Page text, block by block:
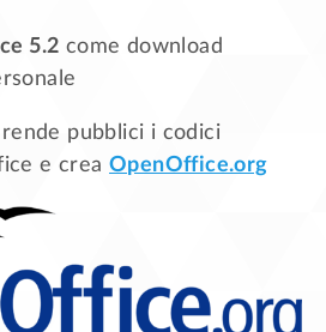
5.2 come download
pubblici i codici
e crea OpenOffice.org